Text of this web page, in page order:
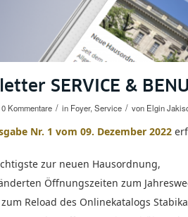
SERVICE &
0 Kommentare / in Foyer, Service / von Elgin
Nr. 1 vom 09. Dezember 2022
zur neuen Hausordnung,
Öffnungszeiten zum
Reload des Onlinekatalogs